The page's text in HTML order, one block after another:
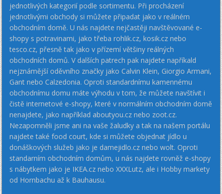
jednotlivých kategorií podle sortimentu. Při procházení
jednotlivými obchody si můžete připadat jako v reálném
obchodním domě. U nás najdete nejčastěji navštěvované e-
shopy s potravinami, jako třeba rohlik.cz, kosik.cz nebo
tesco.cz, přesně tak jako v přízemí většiny reálných
obchodních domů. V dalších patrech pak najdete napříkald
nejznámější oděvního značky jako Calvin Klein, Giorgio Armani,
Gant nebo Calzedonia. Oproti standardnímu kamennému
obchodnímu domu máte výhodu v tom, že můžete navštívit i
čistě internetové e-shopy, které v normálním obchodním domě
nenajdete, jako například aboutyou.cz nebo zoot.cz.
Nezapomněli jsme ani na vaše žaludky a tak na našem portálu
najdete také food court, kde si můžete objednat jídlo u
donáškových služeb jako je damejidlo.cz nebo wolt. Oproti
standarním obchodním domům, u nás najdete rovněž e-shopy
s nábytkem jako je IKEA.cz nebo XXXLutz, ale i Hobby markety
od Hornbachu až k Bauhausu.